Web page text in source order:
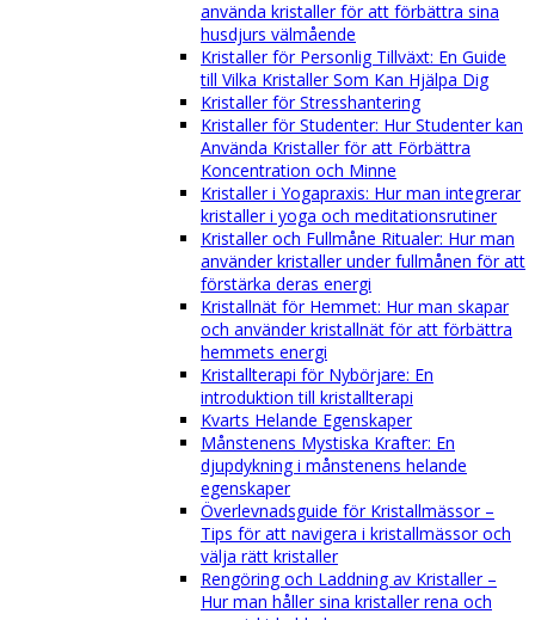
använda kristaller för att förbättra sina
husdjurs välmående
Kristaller för Personlig Tillväxt: En Guide
till Vilka Kristaller Som Kan Hjälpa Dig
Kristaller för Stresshantering
Kristaller för Studenter: Hur Studenter kan
Använda Kristaller för att Förbättra
Koncentration och Minne
Kristaller i Yogapraxis: Hur man integrerar
kristaller i yoga och meditationsrutiner
Kristaller och Fullmåne Ritualer: Hur man
använder kristaller under fullmånen för att
förstärka deras energi
Kristallnät för Hemmet: Hur man skapar
och använder kristallnät för att förbättra
hemmets energi
Kristallterapi för Nybörjare: En
introduktion till kristallterapi
Kvarts Helande Egenskaper
Månstenens Mystiska Krafter: En
djupdykning i månstenens helande
egenskaper
Överlevnadsguide för Kristallmässor –
Tips för att navigera i kristallmässor och
välja rätt kristaller
Rengöring och Laddning av Kristaller –
Hur man håller sina kristaller rena och